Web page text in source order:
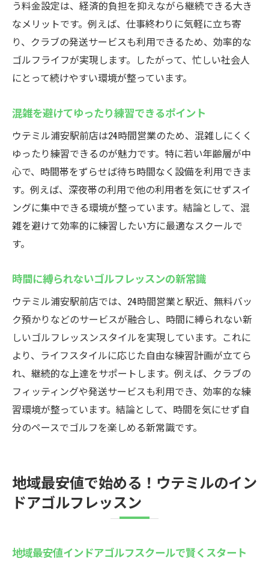
う料金設定は、経済的負担を抑えながら継続できる大き
なメリットです。例えば、仕事終わりに気軽に立ち寄
り、クラブの発送サービスも利用できるため、効率的な
ゴルフライフが実現します。したがって、忙しい社会人
にとって続けやすい環境が整っています。
混雑を避けてゆったり練習できるポイント
ウテミル浦安駅前店は24時間営業のため、混雑しにくく
ゆったり練習できるのが魅力です。特に若い年齢層が中
心で、時間帯をずらせば待ち時間なく設備を利用できま
す。例えば、深夜帯の利用で他の利用者を気にせずスイ
ングに集中できる環境が整っています。結論として、混
雑を避けて効率的に練習したい方に最適なスクールで
す。
時間に縛られないゴルフレッスンの新常識
ウテミル浦安駅前店では、24時間営業と駅近、無料バッ
ク預かりなどのサービスが融合し、時間に縛られない新
しいゴルフレッスンスタイルを実現しています。これに
より、ライフスタイルに応じた自由な練習計画が立てら
れ、継続的な上達をサポートします。例えば、クラブの
フィッティングや発送サービスも利用でき、効率的な練
習環境が整っています。結論として、時間を気にせず自
分のペースでゴルフを楽しめる新常識です。
地域最安値で始める！ウテミルのイン
ドアゴルフレッスン
地域最安値インドアゴルフスクールで賢くスタート